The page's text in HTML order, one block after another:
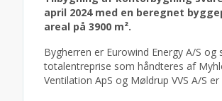
april 2024 med en beregnet
areal på 3900 m².
Bygherren er Eurowind Energy A/S
totalentreprise som håndteres af
Ventilation ApS og Møldrup VVS A/S